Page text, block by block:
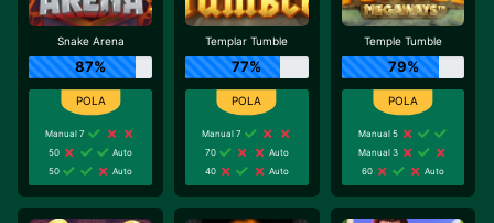
Snake Arena
87%
Manual 7
50
Auto
50
Auto
Templar Tumble
77%
Manual 7
70
Auto
40
Auto
Temple Tumble
79%
Manual 5
Manual 3
60
Auto